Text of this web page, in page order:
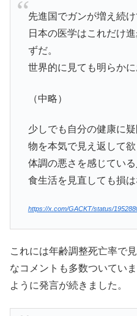
先進国でガンが増え続
日本の医学はこれだけ
ずだ。
世界的に見ても明らかに
（中略）
少しでも自分の健康に
物を本気で見え返して欲
体調の悪さを感じてい
食生活を見直しても損
https://x.com/GACKT/status/
これには年齢調整死亡率で
なコメントも多数ついてい
ように発言が続きました。